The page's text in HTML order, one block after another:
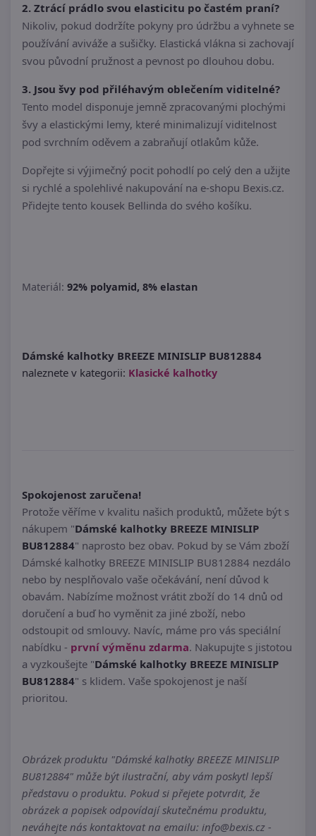
2. Ztrácí prádlo svou elasticitu po častém praní?
Nikoliv, pokud dodržíte pokyny pro údržbu a vyhnete se
používání aviváže a sušičky. Elastická vlákna si zachovají
svou původní pružnost a pevnost po dlouhou dobu.
3. Jsou švy pod přiléhavým oblečením viditelné?
Tento model disponuje jemně zpracovanými plochými
švy a elastickými lemy, které minimalizují viditelnost
pod svrchním oděvem a zabraňují otlakům kůže.
Dopřejte si výjimečný pocit pohodlí po celý den a užijte
si rychlé a spolehlivé nakupování na e-shopu Bexis.cz.
Přidejte tento kousek Bellinda do svého košíku.
Materiál: 92% polyamid, 8% elastan
Dámské kalhotky BREEZE MINISLIP BU812884
naleznete v kategorii: Klasické kalhotky
Spokojenost zaručena!
Protože věříme v kvalitu našich produktů, můžete být s
nákupem "Dámské kalhotky BREEZE MINISLIP
BU812884" naprosto bez obav. Pokud by se Vám zboží
Dámské kalhotky BREEZE MINISLIP BU812884 nezdálo
nebo by nesplňovalo vaše očekávání, není důvod k
obavám. Nabízíme možnost vrátit zboží do 14 dnů od
doručení a buď ho vyměnit za jiné zboží, nebo
odstoupit od smlouvy. Navíc, máme pro vás speciální
nabídku - první výměnu zdarma. Nakupujte s jistotou
a vyzkoušejte "Dámské kalhotky BREEZE MINISLIP
BU812884" s klidem. Vaše spokojenost je naší
prioritou.
Obrázek produktu "Dámské kalhotky BREEZE MINISLIP
BU812884" může být ilustrační, aby vám poskytl lepší
představu o produktu. Pokud si přejete potvrdit, že
obrázek a popisek odpovídají skutečnému produktu,
neváhejte nás kontaktovat na emailu: info@bexis.cz -